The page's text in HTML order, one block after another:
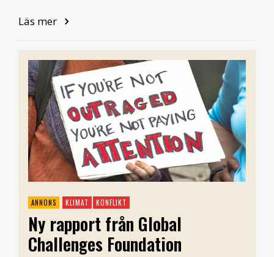
Läs mer
KLIMAT KONFLIKT
Ny rapport från Global
Challenges Foundation